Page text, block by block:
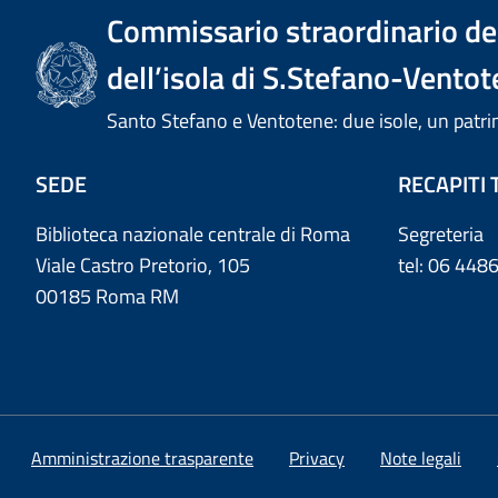
Commissario straordinario
dell’isola di S.Stefano-
Santo Stefano e Ventotene: due isole, un
SEDE
Biblioteca nazionale centrale di Roma
Viale Castro Pretorio, 105
00185 Roma RM
RECAPITI
Segreteria
tel: 06
Amministrazione trasparente Privacy Note legali